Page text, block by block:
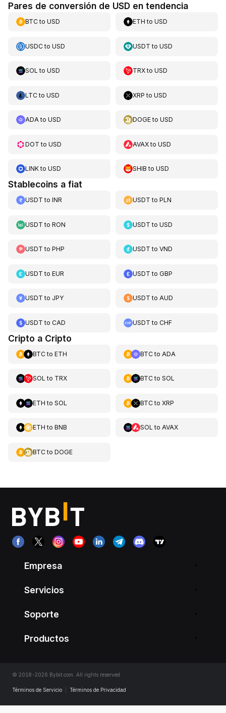
Pares de conversión de USD en tendencia
BTCto USD ETH toUSD
USDCto USD USDT toUSD
SOL to USD TRXtoUSD
LTCto USD XRP toUSD
ADAto USD DOGEtoUSD
DOT to USD AVAXtoUSD
LINKto USD SHIB toUSD
Stablecoins a fiat
USDT to INR USDT toPLN
USDT to RON USDT toUSD
USDT to PHP USDT toVND
USDT to EUR USDT toGBP
USDT to JPY USDT toAUD
USDT to CAD USDT toCHF
Cripto a Cripto
BTCto ETH BTCto ADA
SOL to TRX BTCto SOL
ETH to SOL BTCto XRP
ETH to BNB SOL to AVAX
BTCto DOGE
Empresa
Servicios
Soporte
Productos
© 2018-2026 Bybit.com. All rights reserved.
Términos de Servicio Términos de Privacidad